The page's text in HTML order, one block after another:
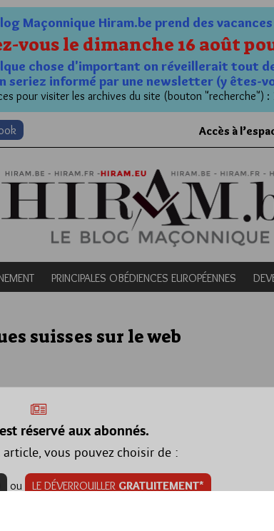
Maçonnique Hiram.be prend des
vous le dimanche 16 août
chose d'important on réveillerait tout
seriez informé par une newsletter (y êtes-
pour visiter les archives du site (bouton "recherche")
Accès à
PRINCIPALES OBÉDIENCES EUROPÉENNES
suisses sur le web
réservé aux abonnés.
article, vous pouvez choisir de :
ou LE DÉVERROUILLER GRATUITEMENT*